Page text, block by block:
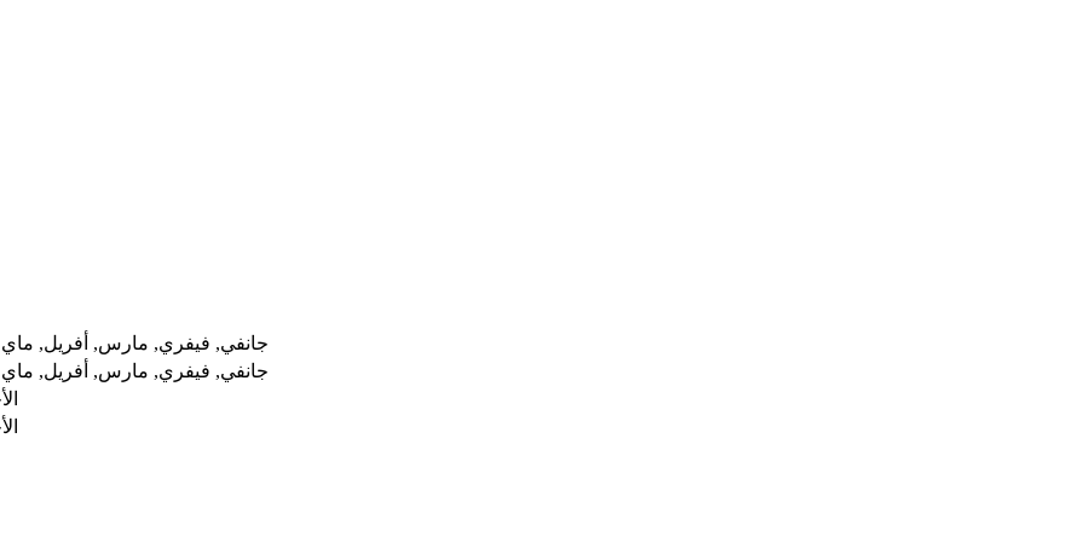
جانفي, فيفري, مارس, أفريل, ماي,
جانفي, فيفري, مارس, أفريل, ماي,